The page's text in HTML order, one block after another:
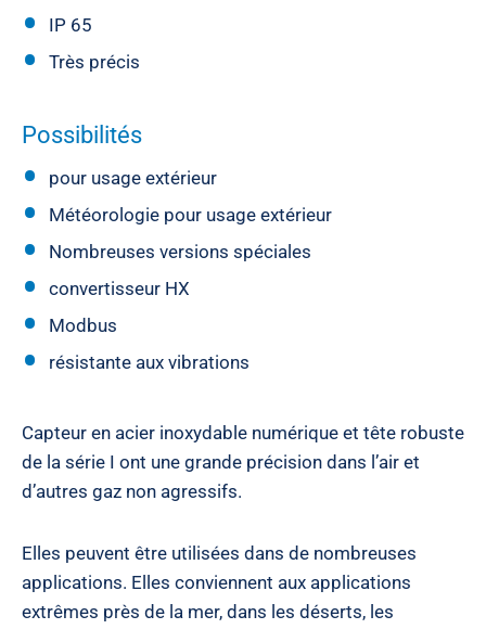
IP 65
Très précis
Possibilités
pour usage extérieur
Météorologie pour usage extérieur
Nombreuses versions spéciales
convertisseur HX
Modbus
résistante aux vibrations
Capteur en acier inoxydable numérique et tête robuste
de la série I ont une grande précision dans l’air et
d’autres gaz non agressifs.
Elles peuvent être utilisées dans de nombreuses
applications. Elles conviennent aux applications
extrêmes près de la mer, dans les déserts, les